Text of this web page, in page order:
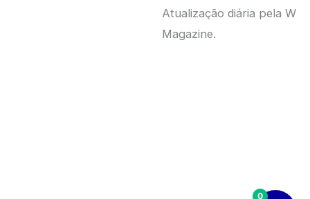
Atualização diária pela W
Magazine.
0